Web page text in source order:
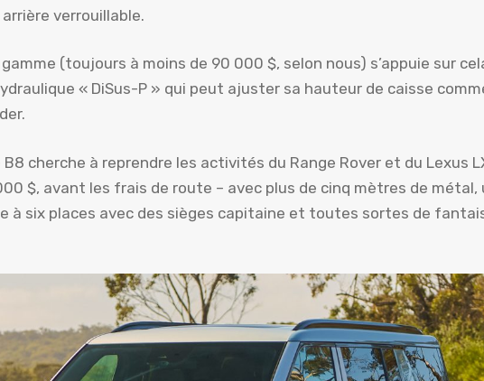
verrouillable.
(toujours à moins de 90 000 $, selon nous) s’appuie sur
« DiSus-P » qui peut ajuster sa hauteur de caisse
cherche à reprendre les activités du Range Rover et du Lexus
$, avant les frais de route – avec plus de cinq mètres de métal,
à six places avec des sièges capitaine et toutes sortes de